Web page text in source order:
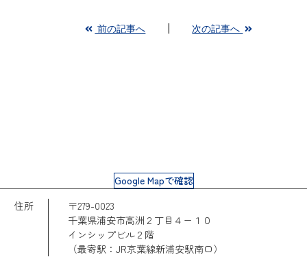
前の記事へ 次の記事へ
Google Mapで確認
住所
〒279-0023
千葉県浦安市高洲２丁目４ー１０
インシップビル２階
（最寄駅：JR京葉線新浦安駅南口）